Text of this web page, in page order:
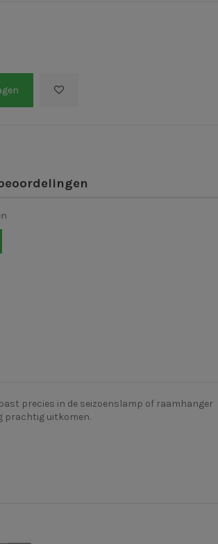
precies in de seizoenslamp of raamhanger
prachtig uitkomen.